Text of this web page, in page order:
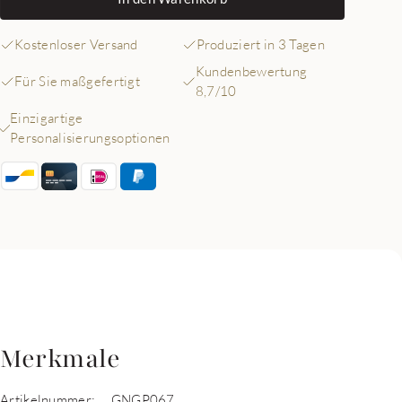
Kostenloser Versand Produziert in 3 Tagen
Für Sie maßgefertigt
Kundenbewertung
8,7/10
Einzigartige
Personalisierungsoptionen
Merkmale